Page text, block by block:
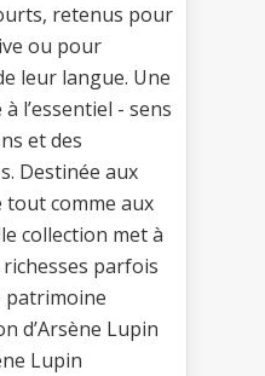
retenus pour
ou pour
leur langue. Une
l’essentiel - sens
et des
Destinée aux
tout comme aux
collection met à
parfois
patrimoine
d’Arsène Lupin
Lupin